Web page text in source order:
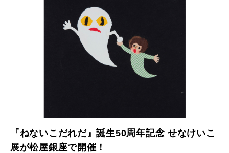
『ねないこだれだ』誕生50周年記念 せなけいこ
展が松屋銀座で開催！